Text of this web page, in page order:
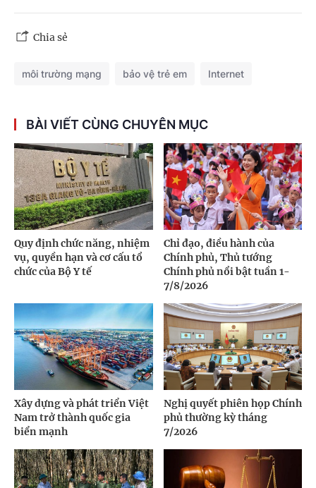
Chia sẻ
môi trường mạng bảo vệ trẻ em Internet
BÀI VIẾT CÙNG CHUYÊN MỤC
Quy định chức năng, nhiệm
vụ, quyền hạn và cơ cấu tổ
chức của Bộ Y tế
Chỉ đạo, điều hành của
Chính phủ, Thủ tướng
Chính phủ nổi bật tuần 1-
7/8/2026
Xây dựng và phát triển Việt
Nam trở thành quốc gia
biển mạnh
Nghị quyết phiên họp Chính
phủ thường kỳ tháng
7/2026